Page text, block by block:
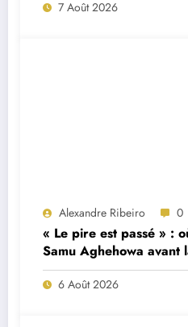
7 Août 2026
Alexandre Ribeiro 0
« Le pire est passé » :
Samu Aghehowa avant
Porto ?
6 Août 2026